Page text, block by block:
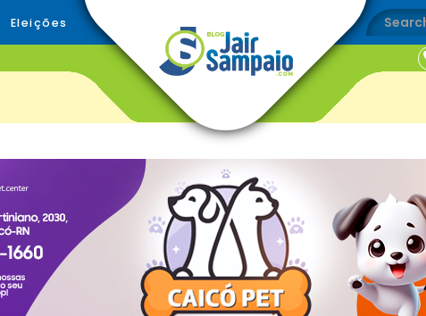
Eleições